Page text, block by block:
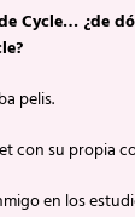
Cycle… ¿de
pelis.
con su propia
en los